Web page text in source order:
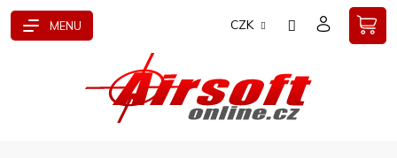
Přejít
CZK